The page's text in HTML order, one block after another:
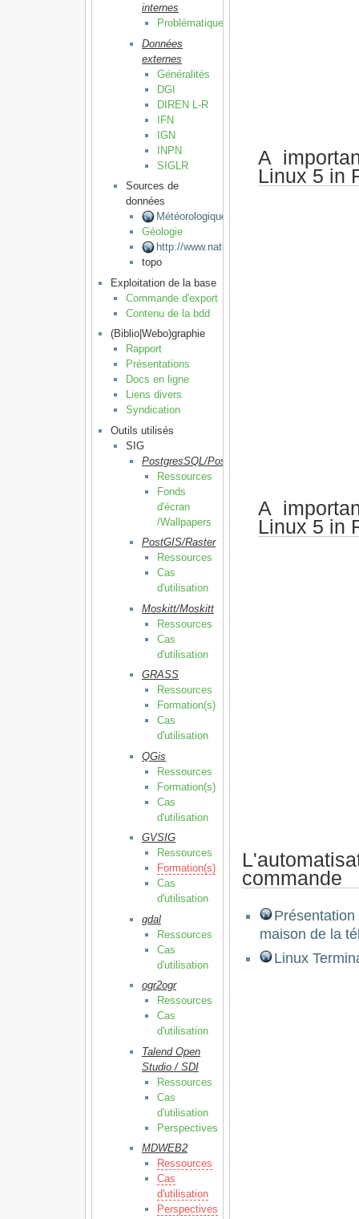
internes
Problématique
Données
externes
Généralités
DGI
DIREN L-R
IFN
IGN
INPN
SIGLR
Sources de
données
Météorologiques
Géologie
http://www.naturalearthdata.com
topo
Exploitation de la base
Commande d'export
Contenu de la bdd
(Biblio|Webo)graphie
Rapport
Présentations
Docs en ligne
Liens divers
Syndication
Outils utilisés
SIG
PostgresSQL/PostGIS
Ressources
Fonds
d'écran
/Wallpapers
PostGIS/Raster
Ressources
Cas
d'utilisation
Moskitt/Moskitt
Ressources
Cas
d'utilisation
GRASS
Ressources
Formation(s)
Cas
d'utilisation
QGis
Ressources
Formation(s)
Cas
d'utilisation
GVSIG
Ressources
Formation(s)
Cas
d'utilisation
gdal
Ressources
Cas
d'utilisation
ogr2ogr
Ressources
Cas
d'utilisation
Talend Open
Studio / SDI
Ressources
Cas
d'utilisation
Perspectives
MDWEB2
Ressources
Cas
d'utilisation
Perspectives
A
Linux 5 in
A
Linux 5 in
commande
maison de la
Linux